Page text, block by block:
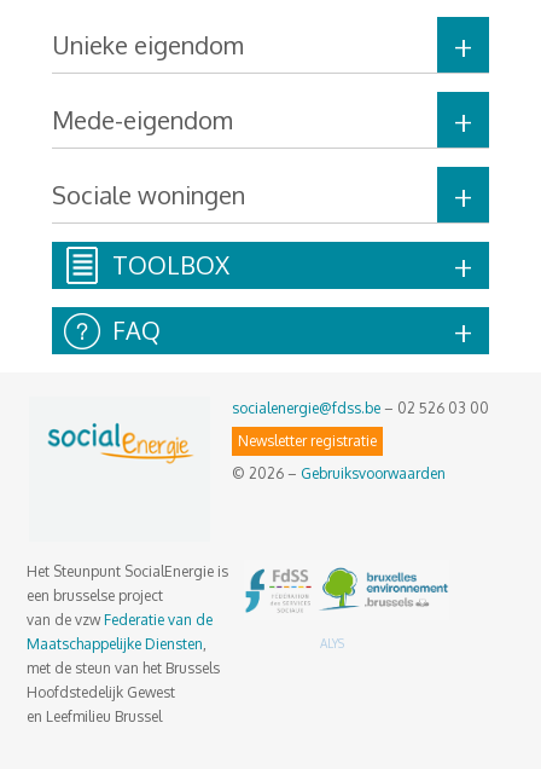
Unieke eigendom
Mede-eigendom
Sociale woningen
TOOLBOX
FAQ
socialenergie@fdss.be – 02 526 03 00
Newsletter registratie
© 2026 – Gebruiksvoorwaarden
Het Steunpunt SocialEnergie is
een brusselse project
van de vzwFederatie van de
Maatschappelijke Diensten
met de steun van het Brussels
Hoofdstedelijk Gewest
en Leefmilieu Brussel
ALYS